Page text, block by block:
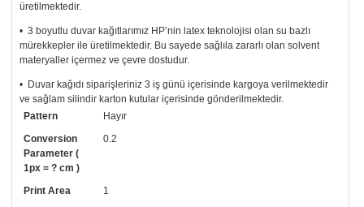
üretilmektedir.
• 3 boyutlu duvar kağıtlarımız HP’nin latex teknolojisi olan su bazlı
mürekkepler ile üretilmektedir. Bu sayede sağlıla zararlı olan solvent
materyaller içermez ve çevre dostudur.
• Duvar kağıdı siparişleriniz 3 iş günü içerisinde kargoya verilmektedir
ve sağlam silindir karton kutular içerisinde gönderilmektedir.
• Tutkalınız, siparişiniz ile birlikte ücretsiz olarak gönderilecektir.
Uygulaması standart duvar kağıdı ile aynıdır. Siparişiniz ile birlikte
uygulama kılavuzu da gönderilecektir.
arayıp talebinizi iletebilirsiniz.
Pattern
Hayır
Conversion
Parameter (
1px = ? cm )
0.2
Print Area
1